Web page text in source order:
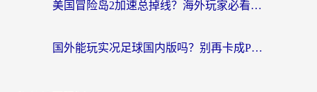
美国冒险岛2加速总掉线？海外玩家必看的国服游戏加速器选择指南
国外能玩实况足球国内版吗？别再卡成PPT！海外党国服游戏加速全攻略